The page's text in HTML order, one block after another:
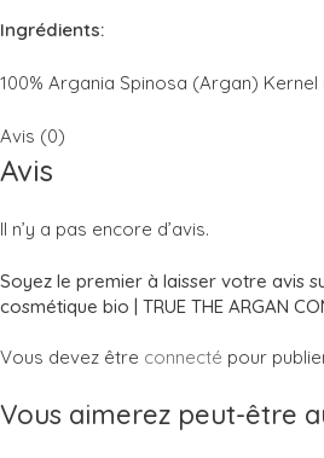
Ingrédients:
100% Argania Spinosa (Argan) Kernel
Avis (0)
Avis
Il n’y a pas encore d’avis.
Soyez le premier à laisser votre avis
cosmétique bio | TRUE THE ARGAN
Vous devez être connecté pour
Vous aimerez peut-être